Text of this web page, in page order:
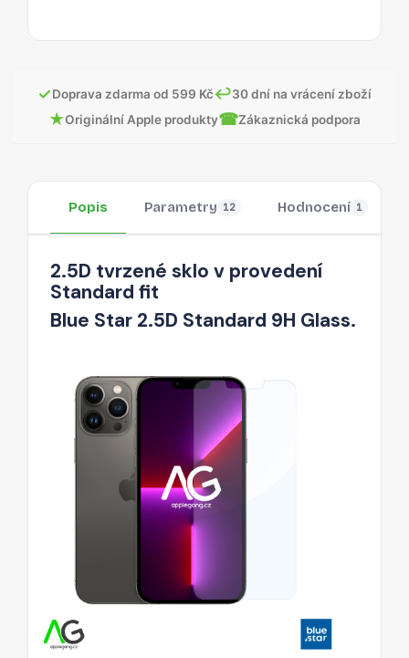
✓Doprava zdarma od 599 Kč↩30 dní na vrácení zboží
★Originální Apple produkty☎Zákaznická podpora
Popis Parametry 12 Hodnocení 1
2.5D tvrzené sklo v provedení
Standard fit
Blue Star 2.5D Standard 9H Glass.